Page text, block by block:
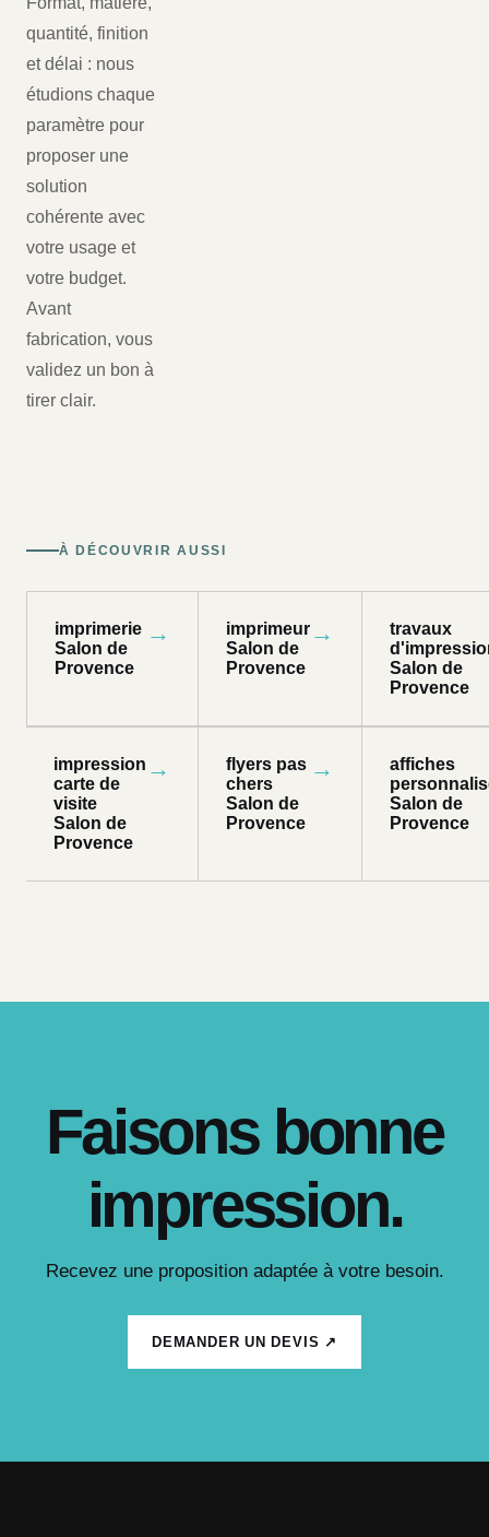
quantité, finition
et délai : nous
étudions chaque
paramètre pour
proposer une
solution
cohérente avec
votre usage et
votre budget.
Avant
fabrication, vous
validez un bon à
tirer clair.
À DÉCOUVRIR AUSSI
imprimerie
Salon de
Provence
→
imprimeur
Salon de
Provence
→
travaux
Salon de
Provence
impression
carte de
visite
Salon de
Provence
→
flyers pas
chers
Salon de
Provence
→
affiches
Salon de
Provence
Faisons bonne
impression.
Recevez une proposition adaptée à votre besoin.
DEMANDER UN DEVIS ↗